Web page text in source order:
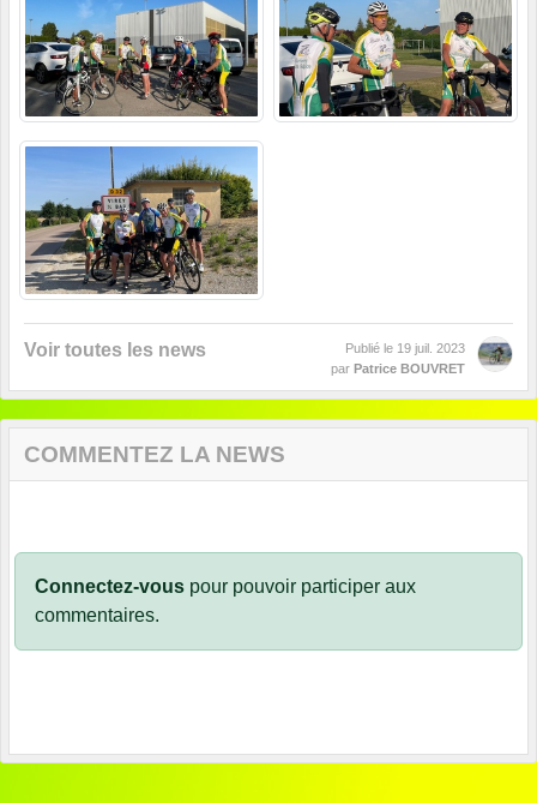
Voir toutes les news Publié le 19 juil. 2023
par Patrice BOUVRET
COMMENTEZ LA NEWS
Connectez-vous pour pouvoir participer aux
commentaires.